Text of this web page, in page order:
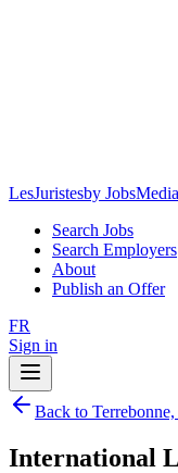
LesJuristesby JobsMedia
Search Jobs
Search Employers
About
Publish an Offer
FR
Sign in
Back to
International